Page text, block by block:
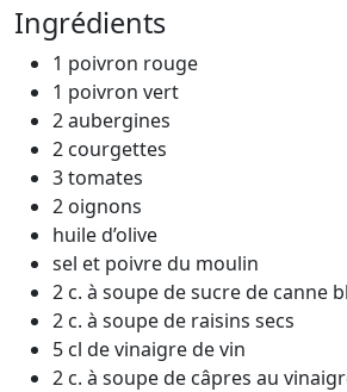
Ingrédients
1 poivron rouge
1 poivron vert
2 aubergines
2 courgettes
3 tomates
2 oignons
huile d’olive
sel et poivre du moulin
2 c. à soupe de sucre de canne
2 c. à soupe de raisins secs
5 cl de vinaigre de vin
2 c. à soupe de câpres au